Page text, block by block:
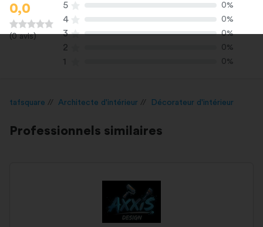
0,0
(0 avis)
5 0%
4 0%
3 0%
2 0%
1 0%
tafsquare Architecte d'intérieur Décorateur d'intérieur
Professionnels similaires